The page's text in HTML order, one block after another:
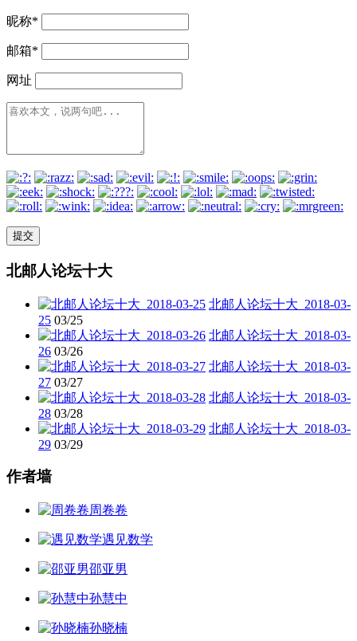
昵称*
邮箱*
网址
北邮人论坛十大
北邮人论坛十大_2018-03-
25 03/25
北邮人论坛十大_2018-03-
26 03/26
北邮人论坛十大_2018-03-
27 03/27
北邮人论坛十大_2018-03-
28 03/28
北邮人论坛十大_2018-03-
29 03/29
作者墙
周卷卷
遇见数学
邵亚男
孙慧中
孙晓楠